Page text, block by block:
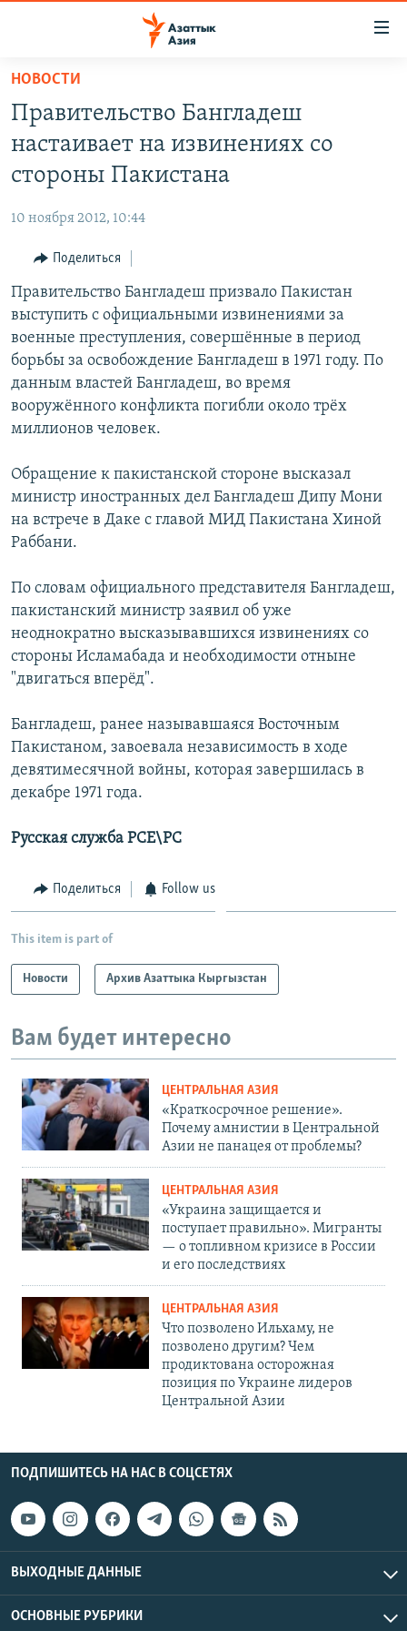
Вернуться
основному
содержанию
главной
навигации
Вернутся
поиску
КАЗАХСТАН
ТАДЖИКИСТАН
НОВОСТИ
ВОЙНА В УКРАИНЕ
ҚАЗАҚША
КЫРГЫЗЧА
ЎЗБЕКЧА
ТОҶИКӢ
TÜRKMENÇE
Все сайты РСЕ/РС
НОВОСТИ
Правительство Бангладеш
настаивает на извинениях со
стороны Пакистана
10 ноября 2012, 10:44
Поделиться
Правительство Бангладеш призвало Пакистан
выступить с официальными извинениями за
военные преступления, совершённые в период
борьбы за освобождение Бангладеш в 1971 году. По
данным властей Бангладеш, во время
вооружённого конфликта погибли около трёх
миллионов человек.
Обращение к пакистанской стороне высказал
министр иностранных дел Бангладеш Дипу Мони
на встрече в Даке с главой МИД Пакистана Хиной
Раббани.
По словам официального представителя Бангладеш,
пакистанский министр заявил об уже
неоднократно высказывавшихся извинениях со
стороны Исламабада и необходимости отныне
"двигаться вперёд".
Бангладеш, ранее называвшаяся Восточным
Пакистаном, завоевала независимость в ходе
девятимесячной войны, которая завершилась в
декабре 1971 года.
Русская служба РСЕ\РС
Поделиться Follow us
This item is part of
Новости Архив Азаттыка Кыргызстан
Вам будет интересно
ЦЕНТРАЛЬНАЯ АЗИЯ
«Краткосрочное решение».
Почему амнистии в Центральной
Азии не панацея от проблемы?
ЦЕНТРАЛЬНАЯ АЗИЯ
«Украина защищается и
поступает правильно». Мигранты
— о топливном кризисе в России
и его последствиях
ЦЕНТРАЛЬНАЯ АЗИЯ
Что позволено Ильхаму, не
позволено другим? Чем
продиктована осторожная
позиция по Украине лидеров
Центральной Азии
ПОДПИШИТЕСЬ НА НАС В СОЦСЕТЯХ
ВЫХОДНЫЕ ДАННЫЕ
ОСНОВНЫЕ РУБРИКИ